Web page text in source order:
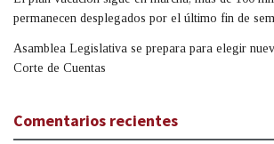
permanecen desplegados por el último fin de
Asamblea Legislativa se prepara para elegir
Corte de Cuentas
Comentarios recientes